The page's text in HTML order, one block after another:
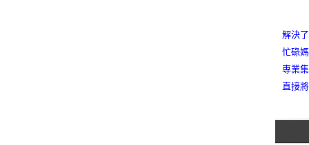
解決
忙碌
專業
直接